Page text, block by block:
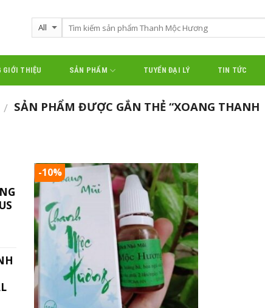
GIỚI THIỆU SẢN PHẨM TUYỂN ĐẠI LÝ TIN TỨC
/ SẢN PHẨM ĐƯỢC GẮN THẺ “XOANG THANH
-10%